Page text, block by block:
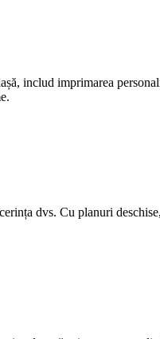
includ imprimarea
dvs. Cu planuri